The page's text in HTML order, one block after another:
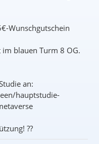
Wunschgutschein
blauen Turm 8 OG.
an:
hauptstudie-
??